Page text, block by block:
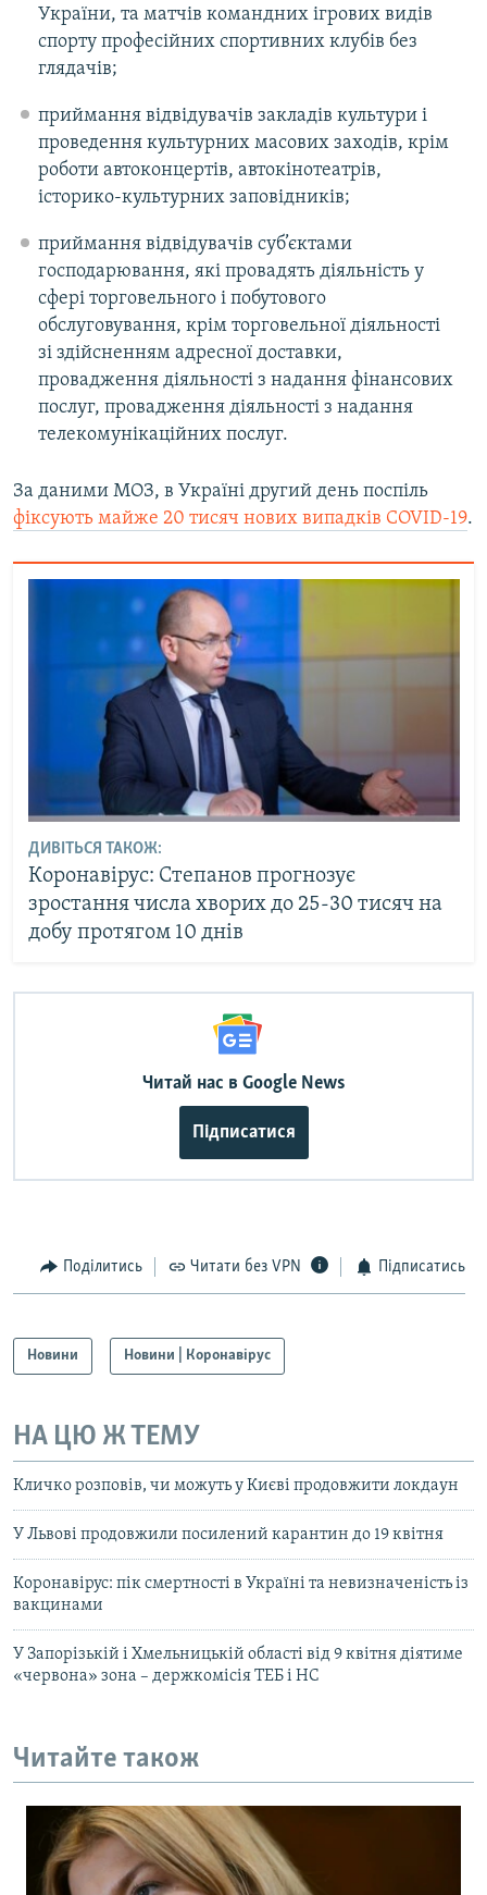
України, та матчів командних ігрових видів
спорту професійних спортивних клубів без
глядачів;
приймання відвідувачів закладів культури і
проведення культурних масових заходів, крім
роботи автоконцертів, автокінотеатрів,
історико-культурних заповідників;
приймання відвідувачів суб’єктами
господарювання, які провадять діяльність у
сфері торговельного і побутового
обслуговування, крім торговельної діяльності
зі здійсненням адресної доставки,
провадження діяльності з надання фінансових
послуг, провадження діяльності з надання
телекомунікаційних послуг.
За даними МОЗ, в Україні другий день поспіль
фіксують майже 20 тисяч нових випадків COVID-19.
ДИВІТЬСЯ ТАКОЖ:
Коронавірус: Степанов прогнозує
зростання числа хворих до 25-30 тисяч на
добу протягом 10 днів
Читай нас в Google News
Підписатися
Поділитись Читати без VPN Підписатись
Новини Новини | Коронавірус
НА ЦЮ Ж ТЕМУ
Кличко розповів, чи можуть у Києві продовжити локдаун
У Львові продовжили посилений карантин до 19 квітня
Коронавірус: пік смертності в Україні та невизначеність із
вакцинами
У Запорізькій і Хмельницькій області від 9 квітня діятиме
«червона» зона – держкомісія ТЕБ і НС
Читайте також